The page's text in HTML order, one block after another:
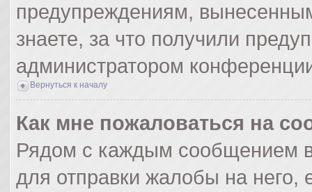
предупреждениям,
знаете, за что получили
администратором
Вернуться к началу
Как мне пожаловаться на
Рядом с каждым сообщением
для отправки жалобы на него,